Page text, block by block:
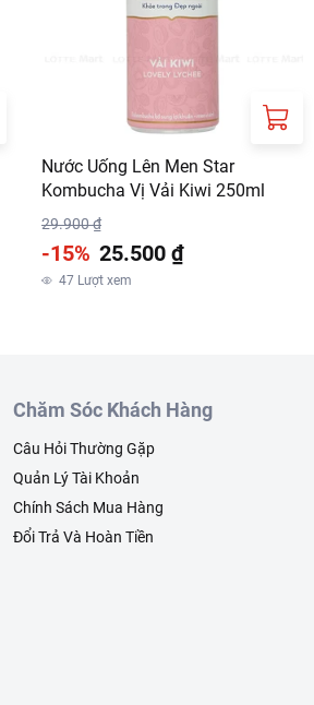
Nước Uống Lên Men Star
Kombucha Vị Vải Kiwi 250ml
29.900 ₫
-15% 25.500 ₫
47 Lượt xem
Chăm Sóc Khách Hàng
Câu Hỏi Thường Gặp
Quản Lý Tài Khoản
Chính Sách Mua Hàng
Đổi Trả Và Hoàn Tiền